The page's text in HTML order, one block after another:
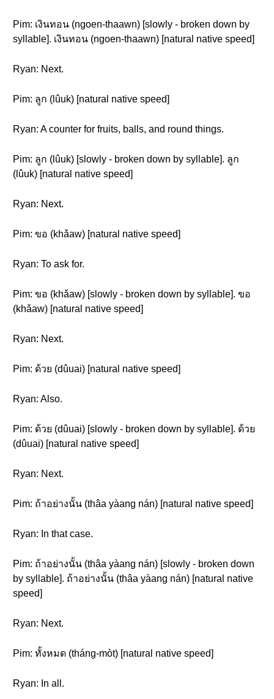
Pim: เงินทอน (ngoen-thaawn) [slowly - broken down by
syllable]. เงินทอน (ngoen-thaawn) [natural native speed]
Ryan: Next.
Pim: ลูก (lûuk) [natural native speed]
Ryan: A counter for fruits, balls, and round things.
Pim: ลูก (lûuk) [slowly - broken down by syllable]. ลูก
(lûuk) [natural native speed]
Ryan: Next.
Pim: ขอ (khǎaw) [natural native speed]
Ryan: To ask for.
Pim: ขอ (khǎaw) [slowly - broken down by syllable]. ขอ
(khǎaw) [natural native speed]
Ryan: Next.
Pim: ด้วย (dûuai) [natural native speed]
Ryan: Also.
Pim: ด้วย (dûuai) [slowly - broken down by syllable]. ด้วย
(dûuai) [natural native speed]
Ryan: Next.
Pim: ถ้าอย่างนั้น (thâa yàang nán) [natural native speed]
Ryan: In that case.
Pim: ถ้าอย่างนั้น (thâa yàang nán) [slowly - broken down
by syllable]. ถ้าอย่างนั้น (thâa yàang nán) [natural native
speed]
Ryan: Next.
Pim: ทั้งหมด (tháng-mòt) [natural native speed]
Ryan: In all.